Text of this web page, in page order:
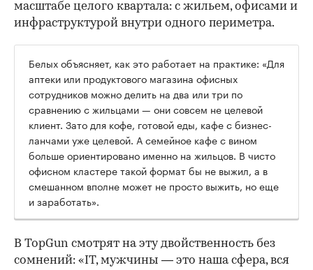
масштабе целого квартала: с жильем, офисами и
инфраструктурой внутри одного периметра.
Белых объясняет, как это работает на практике: «Для
аптеки или продуктового магазина офисных
сотрудников можно делить на два или три по
сравнению с жильцами — они совсем не целевой
клиент. Зато для кофе, готовой еды, кафе с бизнес-
ланчами уже целевой. А семейное кафе с вином
больше ориентировано именно на жильцов. В чисто
офисном кластере такой формат бы не выжил, а в
смешанном вполне может не просто выжить, но еще
и заработать».
В TopGun смотрят на эту двойственность без
сомнений: «IT, мужчины — это наша сфера, вся